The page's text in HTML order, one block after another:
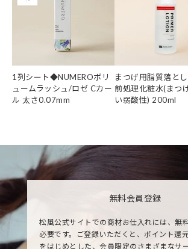
1列シート◆NUMEROボリ
ュームラッシュ/ロゼ Cカー
ル 太さ0.07mm
まつげ用脂質落と
前処理化粧水(まつ
い弱酸性) 200ml
無料会員登録
松風公式サイトでの商材お仕入れには、無
必要です。ご登録いただくと、ポイント還
をはじめとした、会員限定のさまざまなサ